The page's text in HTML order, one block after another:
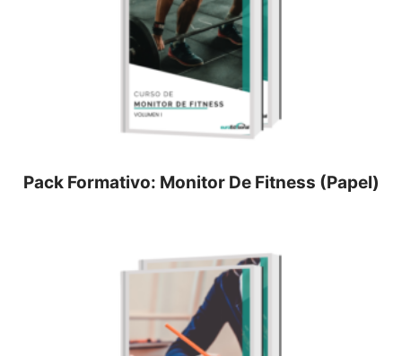
Pack Formativo: Monitor De Fitness (Papel)